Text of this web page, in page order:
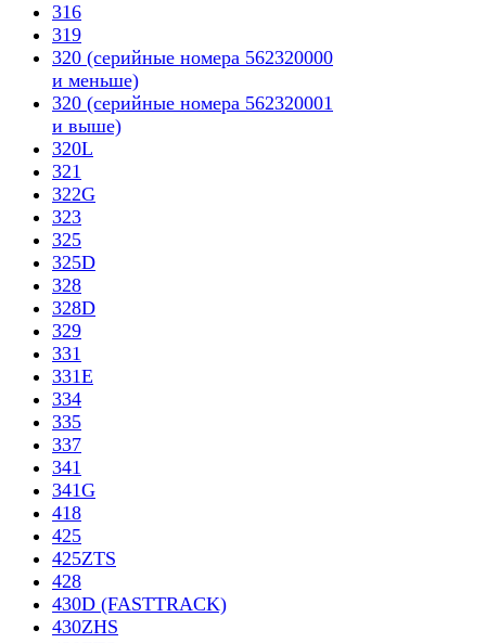
316
319
320 (серийные номера 562320000
и меньше)
320 (серийные номера 562320001
и выше)
320L
321
322G
323
325
325D
328
328D
329
331
331E
334
335
337
341
341G
418
425
425ZTS
428
430D (FASTTRACK)
430ZHS